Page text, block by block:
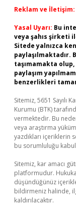
Reklam ve İletişim:
Yasal Uyarı: Bu
veya şahıs şirketi
Sitede yalnızca
taşımamakta
paylaşım
benzerlikleri
Sitemiz, 5651 Sayılı
Kurumu (BTK)
vermektedir. Bu
veya araştırma
yazdıkları içeriklerin
bu sorumluluğu kabul
Sitemiz, kar amacı
platformudur.
düşündüğünüz
bildirmeniz halinde,
kaldırılacaktır.